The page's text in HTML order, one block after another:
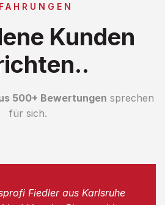
Kunden
500+ Bewertungen sprechen
für sich.
Fiedler aus Karlsruhe